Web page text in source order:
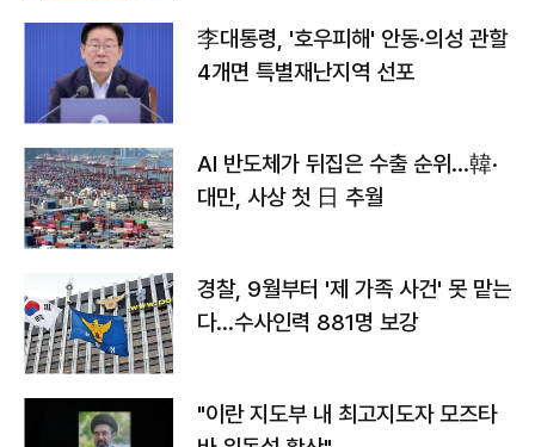
李대통령, '호우피해' 안동·의성 관할
4개면 특별재난지역 선포
AI 반도체가 뒤집은 수출 순위…韓·
대만, 사상 첫 日 추월
경찰, 9월부터 '제 가족 사건' 못 맡는
다…수사인력 881명 보강
"이란 지도부 내 최고지도자 모즈타